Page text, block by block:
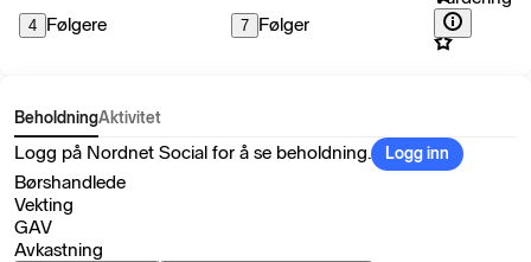
4 Følgere 7 Følger
BeholdningAktivitet
Logg på Nordnet Social for å se beholdning. Logg inn
Børshandlede
Vekting
GAV
Avkastning